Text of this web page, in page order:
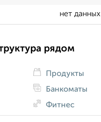
нет данных
рядом
Продукты
Банкоматы
Фитнес